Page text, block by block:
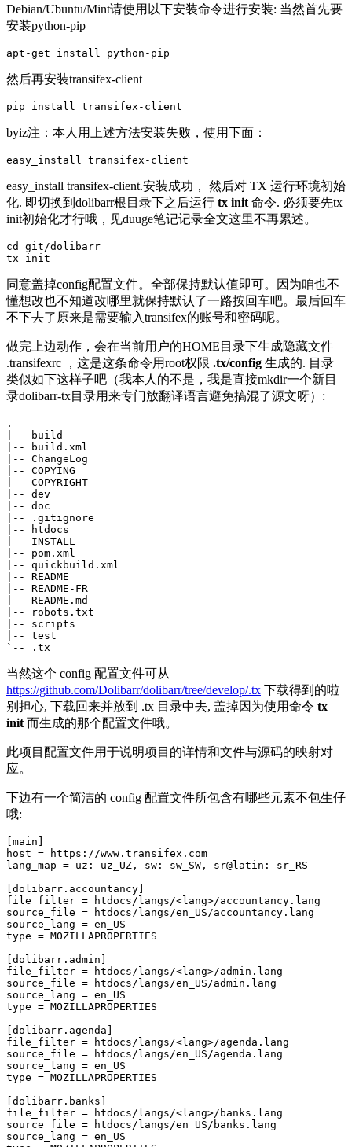
Debian/Ubuntu/Mint请使用以下安装命令进行安装: 当然首先要
安装python-pip
然后再安装transifex-client
byiz注：本人用上述方法安装失败，使用下面：
easy_install transifex-client.安装成功， 然后对 TX 运行环境初始
化. 即切换到dolibarr根目录下之后运行 tx init 命令. 必须要先tx
init初始化才行哦，见duuge笔记记录全文这里不再累述。
cd
git/dolibarr
同意盖掉config配置文件。全部保持默认值即可。因为咱也不
懂想改也不知道改哪里就保持默认了一路按回车吧。最后回车
不下去了原来是需要输入transifex的账号和密码呢。
做完上边动作，会在当前用户的HOME目录下生成隐藏文件
.transifexrc ，这是这条命令用root权限 .tx/config 生成的. 目录
类似如下这样子吧（我本人的不是，我是直接mkdir一个新目
录dolibarr-tx目录用来专门放翻译语言避免搞混了源文呀）:
.
|-- build
|-- build.xml
|-- ChangeLog
|-- COPYING
|-- COPYRIGHT
|-- dev
|-- doc
|-- .gitignore
|-- htdocs
|-- INSTALL
|-- pom.xml
|-- quickbuild.xml
|-- README
|-- README-FR
|-- README.md
|-- robots.txt
|-- scripts
|-- test
当然这个 config 配置文件可从
https://github.com/Dolibarr/dolibarr/tree/develop/.tx 下载得到的啦
别担心, 下载回来并放到 .tx 目录中去, 盖掉因为使用命令 tx
init 而生成的那个配置文件哦。
此项目配置文件用于说明项目的详情和文件与源码的映射对
应。
下边有一个简洁的 config 配置文件所包含有哪些元素不包生仔
哦:
[main]
host =
https://www.transifex.com
lang_map = uz: uz_UZ, sw: sw_SW, sr@latin: sr_RS
[dolibarr.accountancy]
file_filter =
htdocs/langs/<lang>/accountancy.lang
source_file =
htdocs/langs/en_US/accountancy.lang
source_lang = en_US
type = MOZILLAPROPERTIES
[dolibarr.admin]
file_filter =
htdocs/langs/<lang>/admin.lang
source_file =
htdocs/langs/en_US/admin.lang
source_lang = en_US
type = MOZILLAPROPERTIES
[dolibarr.agenda]
file_filter =
htdocs/langs/<lang>/agenda.lang
source_file =
htdocs/langs/en_US/agenda.lang
source_lang = en_US
type = MOZILLAPROPERTIES
[dolibarr.banks]
file_filter =
htdocs/langs/<lang>/banks.lang
source_file =
htdocs/langs/en_US/banks.lang
source_lang = en_US